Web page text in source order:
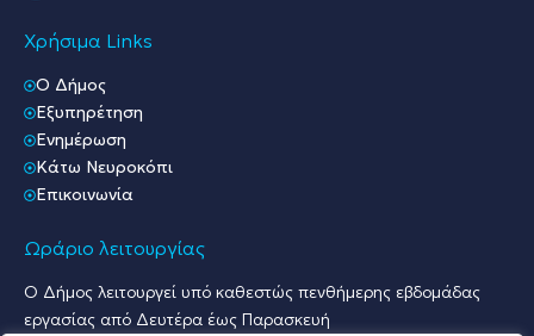
Χρήσιμα Links
O Δήμος
Εξυπηρέτηση
Ενημέρωση
Κάτω Νευροκόπι
Επικοινωνία
Ωράριο λειτουργίας
Ο Δήμος λειτουργεί υπό καθεστώς πενθήμερης εβδομάδας
εργασίας από Δευτέρα έως Παρασκευή